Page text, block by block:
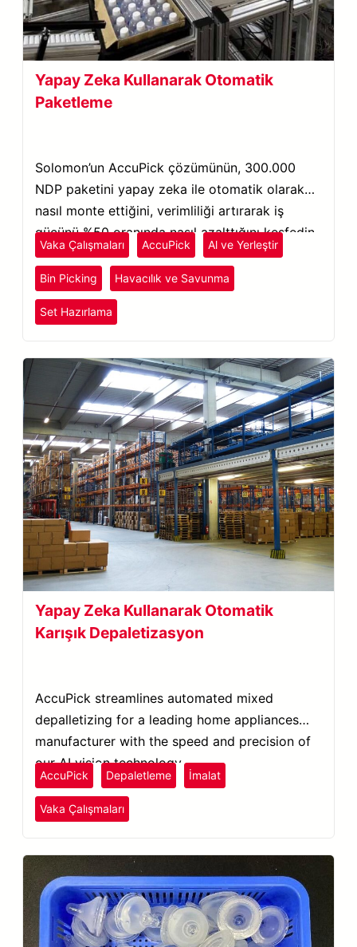
Yapay Zeka Kullanarak Otomatik
Paketleme
Solomon’un AccuPick çözümünün, 300.000
NDP paketini yapay zeka ile otomatik olarak
nasıl monte ettiğini, verimliliği artırarak iş
gücünü %50 oranında nasıl azalttığını keşfedin.
Vaka Çalışmaları AccuPick Al ve Yerleştir
Bin Picking Havacılık ve Savunma
Set Hazırlama
Yapay Zeka Kullanarak Otomatik
Karışık Depaletizasyon
AccuPick streamlines automated mixed
depalletizing for a leading home appliances
manufacturer with the speed and precision of
our AI vision technology.
AccuPick Depaletleme İmalat
Vaka Çalışmaları